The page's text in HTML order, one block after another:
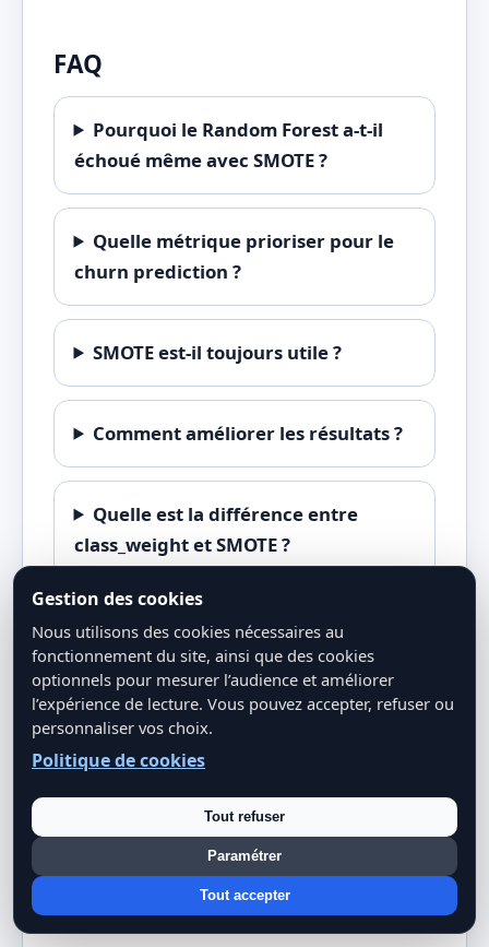
FAQ
Pourquoi le Random Forest a-t-il
échoué même avec SMOTE ?
Quelle métrique prioriser pour le
churn prediction ?
SMOTE est-il toujours utile ?
Comment améliorer les résultats ?
Quelle est la différence entre
class_weight et SMOTE ?
FAITES PARLER VOS DONNÉES
Apprenez les méthodes et les outils pour
Science : Le guide complet des
méthodes et outils.
Gestion des cookies
Nous utilisons des cookies nécessaires au
fonctionnement du site, ainsi que des cookies
optionnels pour mesurer l’audience et améliorer
l’expérience de lecture. Vous pouvez accepter, refuser ou
personnaliser vos choix.
Politique de cookies
Tout refuser
Paramétrer
Tout accepter